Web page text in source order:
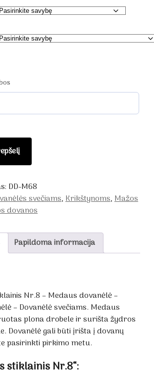
DD-M68
svečiams,Krikštynoms,Mažos
dovanos
Papildoma informacija
Nr.8 – Medaus dovanėlė –
– Dovanėlė svečiams. Medaus
plona drobele ir surišta žydros
Dovanėlė gali būti įrišta į dovanų
pasirinkti pirkimo metu.
stiklainis Nr.8“: